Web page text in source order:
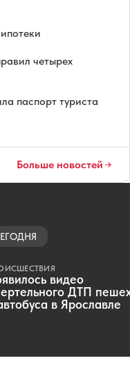
четырех
паспорт туриста
Больше новостей
видео
ДТП
в Ярославле